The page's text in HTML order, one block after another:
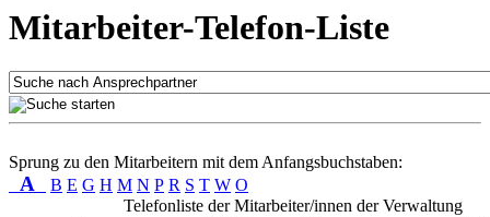
Mitarbeiter-Telefon-Liste
Sprung zu den Mitarbeitern mit dem Anfangsbuchstaben:
A B E G H M N P R S T W O
Telefonliste der Mitarbeiter/innen der Verwaltung